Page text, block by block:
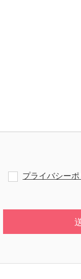
プライバシー